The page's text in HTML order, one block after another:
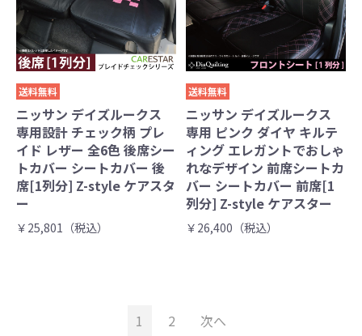
送料無料
ニッサン デイズルークス
専用設計 チェック柄 プレ
イド レザー 全6色 後席シー
トカバー シートカバー 後
席[1列分] Z-style ケアスタ
ー
￥25,801（税込）
送料無料
ニッサン デイズルークス
専用 ピンク ダイヤ キルテ
ィング エレガントでおしゃ
れなデザイン 前席シートカ
バー シートカバー 前席[1
列分] Z-style ケアスター
￥26,400（税込）
1 2 次へ